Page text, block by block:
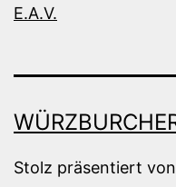
E.A.V.
Stolz präsentiert von